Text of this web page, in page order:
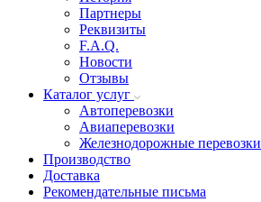
Партнеры
Реквизиты
F.A.Q.
Новости
Отзывы
Каталог услуг
Автоперевозки
Авиаперевозки
Железнодорожные перевозки
Производство
Доставка
Рекомендательные письма